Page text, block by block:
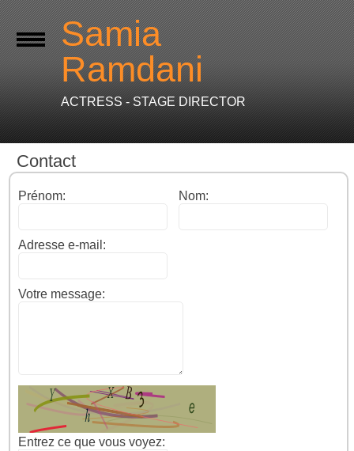
Samia
Ramdani
ACTRESS - STAGE DIRECTOR
Contact
Prénom: Nom:
Adresse e-mail:
Votre message:
Entrez ce que vous voyez: